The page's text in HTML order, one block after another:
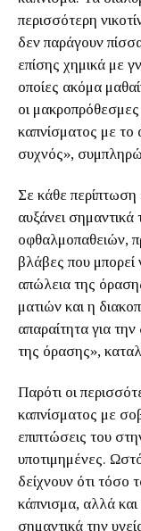
περισσότερη
δεν παράγουν
επίσης χημικά με
οποίες ακόμα
οι
καπνίσματος με το
συχνός»,
Σε κάθε
αυξάνει
οφθαλμοπαθειών,
βλάβες που
απώλεια της
ματιών και η
απαραίτητα για
της όρασης»,
Παρότι οι
καπνίσματος με
επιπτώσεις του
υποτιμημένες.
δείχνουν ότι τόσο
κάπνισμα, αλλά
σημαντικά την